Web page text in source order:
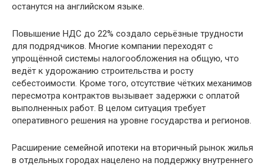
останутся на английском языке.
Повышение НДС до 22% создало серьёзные трудности
для подрядчиков. Многие компании переходят с
упрощённой системы налогообложения на общую, что
ведёт к удорожанию строительства и росту
себестоимости. Кроме того, отсутствие чётких механимов
пересмотра контрактов вызывает задержки с оплатой
выполненных работ. В целом ситуация требует
оперативного решения на уровне государства и регионов.
Расширение семейной ипотеки на вторичный рынок жилья
в отдельных городах нацелено на поддержку внутреннего